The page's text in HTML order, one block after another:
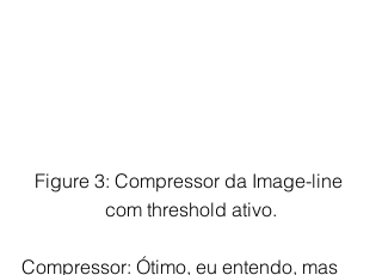
Figure 3: Compressor da Image-line
com threshold ativo.
Compressor: Ótimo, eu entendo, mas